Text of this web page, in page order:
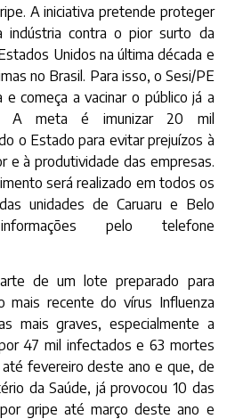
A iniciativa pretende proteger
indústria contra o pior surto da
Unidos na última década e
no Brasil. Para isso, o Sesi/PE
e começa a vacinar o público já a
A meta é imunizar 20 mil
o Estado para evitar prejuízos à
e à produtividade das empresas.
será realizado em todos os
unidades de Caruaru e Belo
pelo telefone
de um lote preparado para
mais recente do vírus Influenza
mais graves, especialmente a
47 mil infectados e 63 mortes
fevereiro deste ano e que, de
da Saúde, já provocou 10 das
gripe até março deste ano e